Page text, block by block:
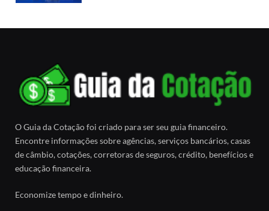
O Guia da Cotação foi criado para ser seu guia financeiro.
Encontre informações sobre agências, serviços bancários, casas
de câmbio, cotações, corretoras de seguros, crédito, benefícios e
educação financeira.
Economize tempo e dinheiro.